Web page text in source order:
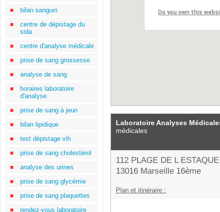
bilan sanguin
centre de dépistage du
sida
centre d'analyse médicale
prise de sang grossesse
analyse de sang
horaires laboratoire
d'analyse
prise de sang à jeun
bilan lipidique
test dépistage vih
prise de sang cholestérol
analyse des urines
prise de sang glycémie
prise de sang plaquettes
rendez-vous laboratoire
Do you own this
Laboratoire Analyses
médicales
112 PLAGE DE L ESTAQUE
13016 Marseille 16ème
Plan et itinéraire :